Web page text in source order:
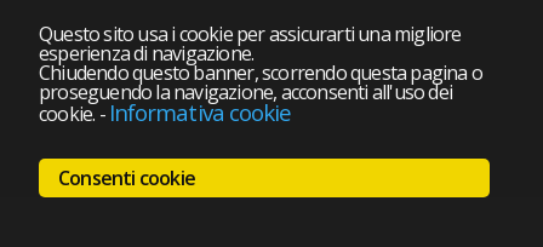
Questo sito usa i cookie per assicurarti una migliore
esperienza di navigazione.
Chiudendo questo banner, scorrendo questa pagina o
proseguendo la navigazione, acconsenti all'uso dei
cookie. - Informativa cookie
Consenti cookie